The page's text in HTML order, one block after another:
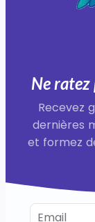
Ne ratez
Recevez
dernières
et formez